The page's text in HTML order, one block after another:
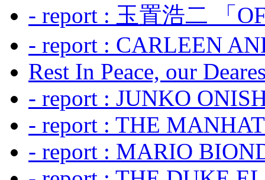
- report : 玉置浩二 「
- report : CARLEEN
Rest In Peace, our
- report : JUNKO
- report : THE
- report : MARIO